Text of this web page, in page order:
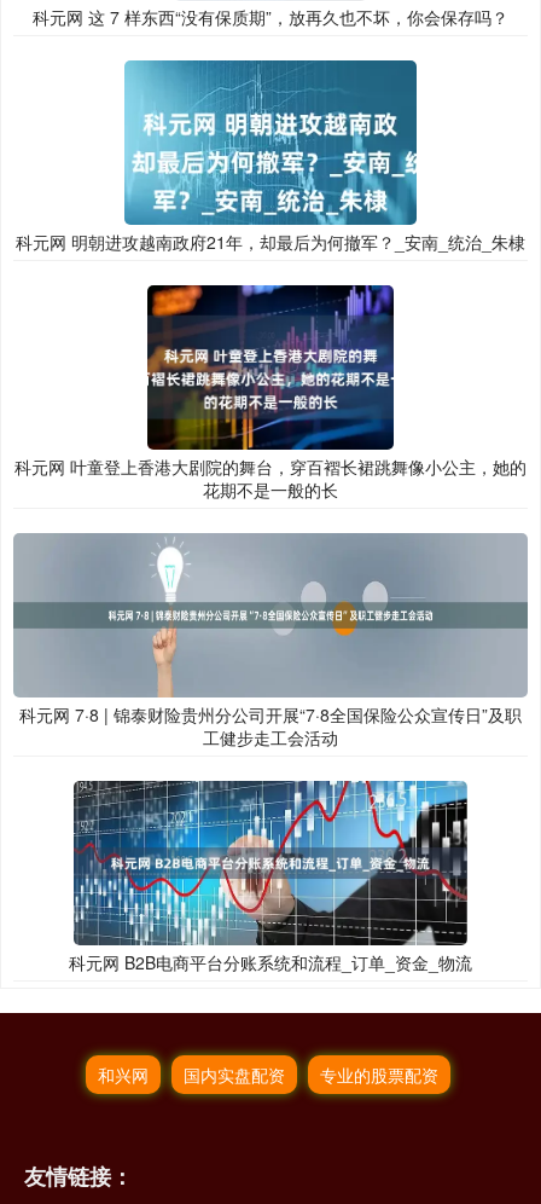
科元网 这 7 样东西“没有保质期”，放再久也不坏，你会保存吗？
科元网 明朝进攻越南政府21年，却最后为何撤军？_安南_统治_朱棣
科元网 叶童登上香港大剧院的舞台，穿百褶长裙跳舞像小公主，她的
花期不是一般的长
科元网 7·8 | 锦泰财险贵州分公司开展“7·8全国保险公众宣传日”及职
工健步走工会活动
科元网 B2B电商平台分账系统和流程_订单_资金_物流
和兴网 国内实盘配资 专业的股票配资
友情链接：